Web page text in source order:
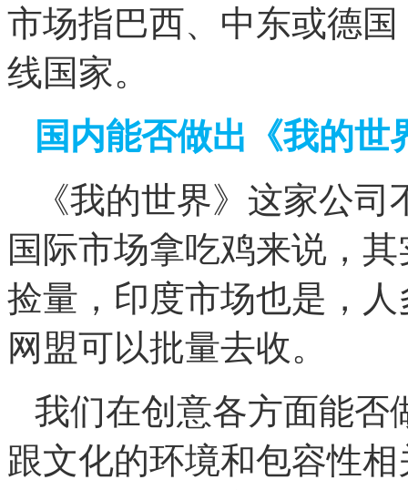
市场指巴西、中东或德
线国家。
国内能否做出《我的世
《我的世界》这家公
国际市场拿吃鸡来说，
捡量，印度市场也是，
网盟可以批量去收。
我们在创意各方面能否
跟文化的环境和包容性相